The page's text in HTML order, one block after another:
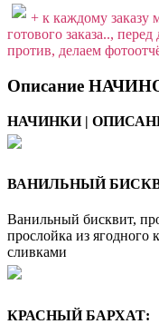
+ к каждому заказу
готового заказа..,
против, делаем
Описание
НАЧИНКИ |
ВАНИЛЬНЫЙ
Ванильный бисквит,
прослойка из
сливками
КРАСНЫЙ БАРХАТ: